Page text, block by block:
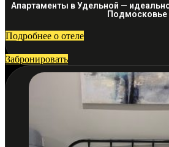
Апартаменты в Удельной —
Подмосковье
Подробнее о отеле
Забронировать